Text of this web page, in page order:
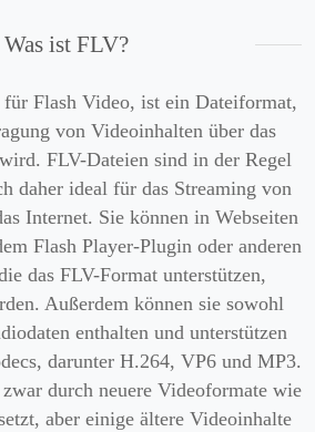
Was ist FLV?
Flash Video, ist ein Dateiformat,
von Videoinhalten über das
FLV-Dateien sind in der Regel
daher ideal für das Streaming von
Internet. Sie können in Webseiten
Flash Player-Plugin oder anderen
das FLV-Format unterstützen,
Außerdem können sie sowohl
enthalten und unterstützen
darunter H.264, VP6 und MP3.
durch neuere Videoformate wie
aber einige ältere Videoinhalte